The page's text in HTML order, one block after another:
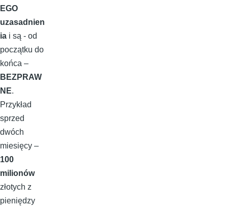
EGO
uzasadnien
ia i są - od
początku do
końca –
BEZPRAW
NE.
Przykład
sprzed
dwóch
miesięcy –
100
milionów
złotych z
pieniędzy